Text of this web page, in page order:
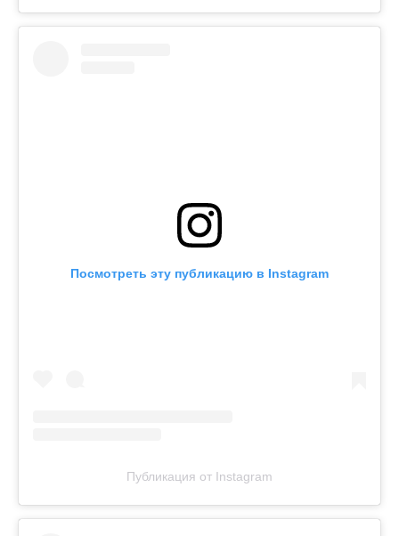
Посмотреть эту публикацию в Instagram
Публикация от Instagram